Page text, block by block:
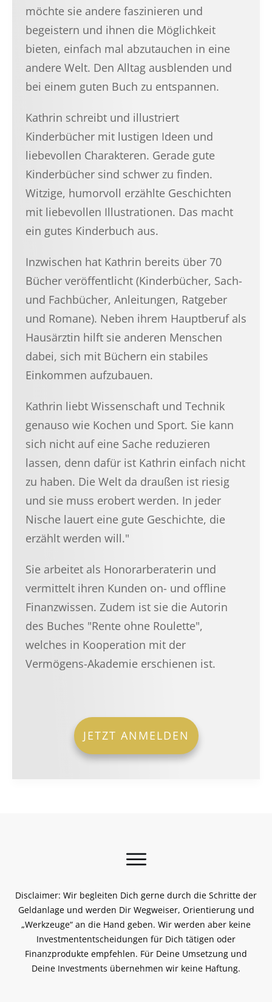
möchte sie andere faszinieren und
begeistern und ihnen die Möglichkeit
bieten, einfach mal abzutauchen in eine
andere Welt. Den Alltag ausblenden und
bei einem guten Buch zu entspannen.
Kathrin schreibt und illustriert
Kinderbücher mit lustigen Ideen und
liebevollen Charakteren. Gerade gute
Kinderbücher sind schwer zu finden.
Witzige, humorvoll erzählte Geschichten
mit liebevollen Illustrationen. Das macht
ein gutes Kinderbuch aus.
Inzwischen hat Kathrin bereits über 70
Bücher veröffentlicht (Kinderbücher, Sach-
und Fachbücher, Anleitungen, Ratgeber
und Romane). Neben ihrem Hauptberuf als
Hausärztin hilft sie anderen Menschen
dabei, sich mit Büchern ein stabiles
Einkommen aufzubauen.
Kathrin liebt Wissenschaft und Technik
genauso wie Kochen und Sport. Sie kann
sich nicht auf eine Sache reduzieren
lassen, denn dafür ist Kathrin einfach nicht
zu haben. Die Welt da draußen ist riesig
und sie muss erobert werden. In jeder
Nische lauert eine gute Geschichte, die
erzählt werden will."
Sie arbeitet als Honorarberaterin und
vermittelt ihren Kunden on- und offline
Finanzwissen. Zudem ist sie die Autorin
des Buches "Rente ohne Roulette",
welches in Kooperation mit der
Vermögens-Akademie erschienen ist.
JETZT ANMELDEN
Disclaimer: Wir begleiten Dich gerne durch die Schritte der
Geldanlage und werden Dir Wegweiser, Orientierung und
„Werkzeuge“ an die Hand geben. Wir werden aber keine
Investmententscheidungen für Dich tätigen oder
Finanzprodukte empfehlen. Für Deine Umsetzung und
Deine Investments übernehmen wir keine Haftung.